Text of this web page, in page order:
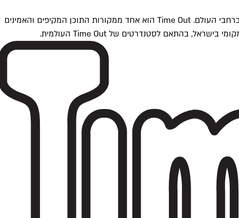
Time Outתל אביב הוא חלק מרשת Time Out Global — רשת מדיה בינלאומית הפועלת ב-360 ערים מרכזיות וב-60 מדינות ברחבי העולם. Time Out הוא אחד ממקורות התוכן המקיפים והאמינים